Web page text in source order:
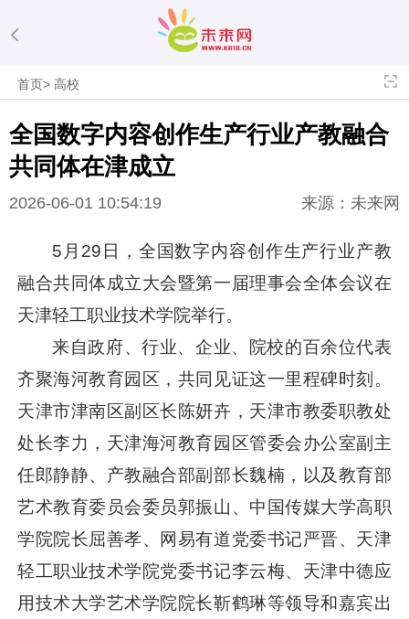
首页>高校
全国数字内容创作生产行业产教融合
共同体在津成立
2026-06-01 10:54:19 来源：未来网
5月29日，全国数字内容创作生产行业产教
融合共同体成立大会暨第一届理事会全体会议在
天津轻工职业技术学院举行。
来自政府、行业、企业、院校的百余位代表
齐聚海河教育园区，共同见证这一里程碑时刻。
天津市津南区副区长陈妍卉，天津市教委职教处
处长李力，天津海河教育园区管委会办公室副主
任郎静静、产教融合部副部长魏楠，以及教育部
艺术教育委员会委员郭振山、中国传媒大学高职
学院院长屈善孝、网易有道党委书记严晋、天津
轻工职业技术学院党委书记李云梅、天津中德应
用技术大学艺术学院院长靳鹤琳等领导和嘉宾出